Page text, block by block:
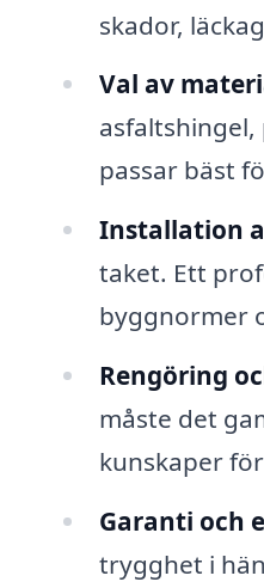
skador,
Val av
passar bäst
Installation
taket. Ett
byggnormer
Rengöring
måste det
kunskaper
Garanti och
trygghet i